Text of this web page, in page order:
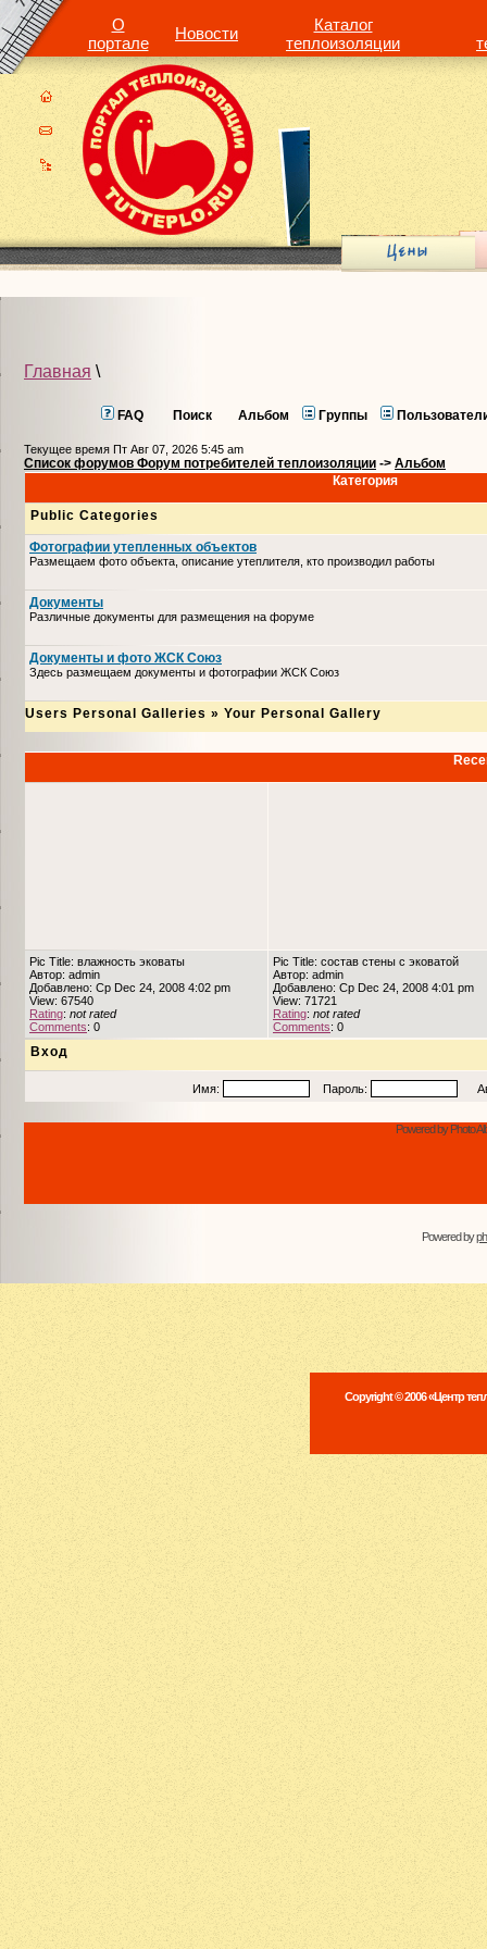
О
портале
Новости
Каталог
теплоизоляции
Главная \
FAQ Поиск Альбом Группы
Текущее время Пт Авг 07, 2026 5:45 am
Список форумов Форум потребителей теплоизоляции -> Альбом
Категория
Public Categories
Фотографии утепленных объектов
Размещаем фото объекта, описание утеплителя, кто производил работы
Документы
Различные документы для размещения на форуме
Документы и фото ЖСК Союз
Здесь размещаем документы и фотографии ЖСК Союз
Users Personal Galleries » Your Personal Gallery
Pic Title: влажность эковаты
Автор: admin
Добавлено: Ср Dec 24, 2008 4:02 pm
View: 67540
Rating: not rated
Comments: 0
Pic Title: состав стены с эковатой
Автор: admin
Добавлено: Ср Dec 24, 2008 4:01 pm
View: 71721
Rating: not rated
Comments: 0
Вход
Имя: Пароль:
Powered by Photo
Powered by
Copyright © 2006 «Центр